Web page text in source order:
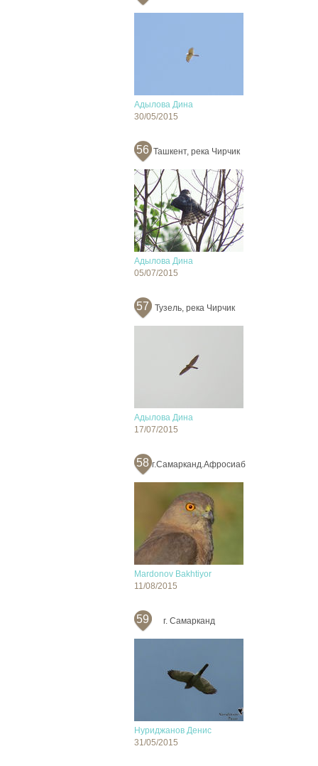
Адылова Дина
30/05/2015
56 Ташкент, река Чирчик
Адылова Дина
05/07/2015
57 Тузель, река Чирчик
Адылова Дина
17/07/2015
58 г.Самарканд.Афросиаб
Mardonov Bakhtiyor
11/08/2015
59 г. Самарканд
Нуриджанов Денис
31/05/2015